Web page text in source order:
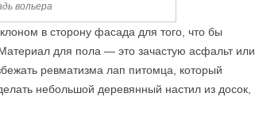
вольера
в сторону фасада для того, что бы
для пола — это зачастую асфальт или
ревматизма лап питомца, который
небольшой деревянный настил из досок,